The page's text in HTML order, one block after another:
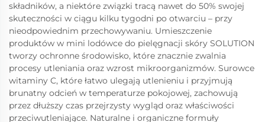
składników, a niektóre związki tracą nawet do 50% swojej
skuteczności w ciągu kilku tygodni po otwarciu – przy
nieodpowiednim przechowywaniu. Umieszczenie
produktów w mini lodówce do pielęgnacji skóry SOLUTION
tworzy ochronne środowisko, które znacznie zwalnia
procesy utleniania oraz wzrost mikroorganizmów. Surowce
witaminy C, które łatwo ulegają utlenieniu i przyjmują
brunatny odcień w temperaturze pokojowej, zachowują
przez dłuższy czas przejrzysty wygląd oraz właściwości
przeciwutleniające. Naturalne i organiczne formuły